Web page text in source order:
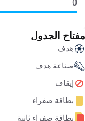
0
مفتاح الجدول
هدف
صناعة هدف
إيقاف
بطاقة صفراء
بطاقة صفراء ثانية